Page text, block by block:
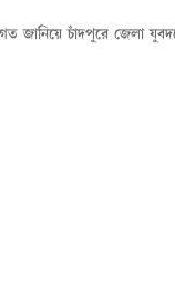
জানিয়ে চাঁদপুরে জেলা